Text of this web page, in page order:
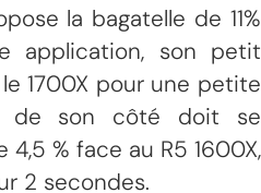
la bagatelle de 11%
application, son petit
1700X pour une petite
de son côté doit se
% face au R5 1600X,
2 secondes.